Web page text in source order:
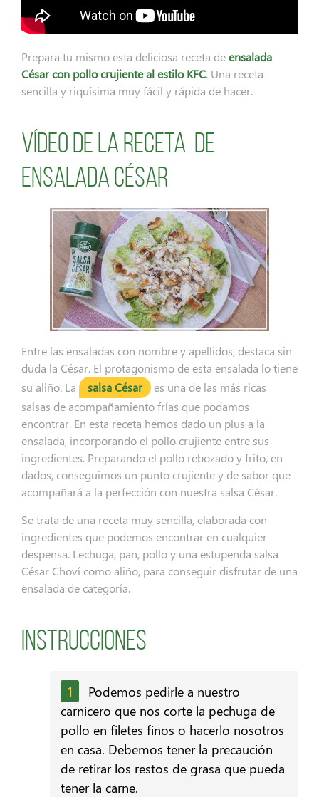
Prepara tu mismo esta deliciosa receta deensalada
César con pollo crujiente al estilo KFC. Una receta
sencilla y riquísima muy fácil y rápida de hacer.
Vídeo de la receta de
ensalada césar
Entre las ensaladas con nombre y apellidos, destaca sin
duda la César. El protagonismo de esta ensalada lo tiene
su aliño. La
salsa César
es una de las más ricas
salsas de acompañamiento frías que podamos
encontrar. En esta receta hemos dado un plus a la
ensalada, incorporando el pollo crujiente entre sus
ingredientes. Preparando el pollo rebozado y frito, en
dados, conseguimos un punto crujiente y de sabor que
acompañará a la perfección con nuestra salsa César.
Se trata de una receta muy sencilla, elaborada con
ingredientes que podemos encontrar en cualquier
despensa. Lechuga, pan, pollo y una estupenda salsa
César Choví como aliño, para conseguir disfrutar de una
ensalada de categoría.
Instrucciones
Podemos pedirle a nuestro
carnicero que nos corte la pechuga de
pollo en filetes finos o hacerlo nosotros
en casa. Debemos tener la precaución
de retirar los restos de grasa que pueda
tener la carne.